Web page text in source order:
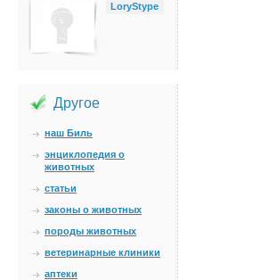
LoryStype
Другое
наш Биль
энциклопедия о
животных
статьи
законы о животных
породы животных
ветеринарные клиники
аптеки